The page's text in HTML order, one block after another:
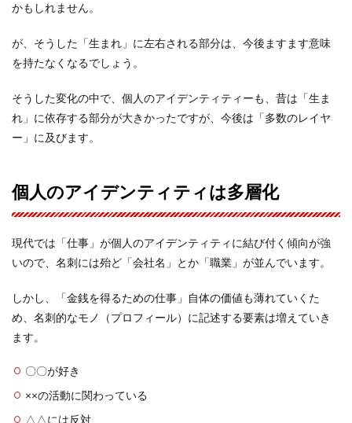
かもしれません。
が、そうした「生まれ」に左右される部分は、今後ますます意味
を持たなくなるでしょう。
そうした変化の中で、個人のアイデンティティーも、昔は「生ま
れ」に依存する部分が大きかったですが、今後は「多数のレイヤ
ー」に及びます。
個人のアイデンティティは多層化
現代では「仕事」が個人のアイデンティティに結び付く傾向が強
いので、名刺には殆ど「会社名」とか「職業」が並んでいます。
しかし、「金銭を得るための仕事」自体の価値も薄れていくた
め、名刺的なモノ（プロフィール）に記述する要素は増えていき
ます。
〇〇が好き
××の活動に関わっている
△△には反対